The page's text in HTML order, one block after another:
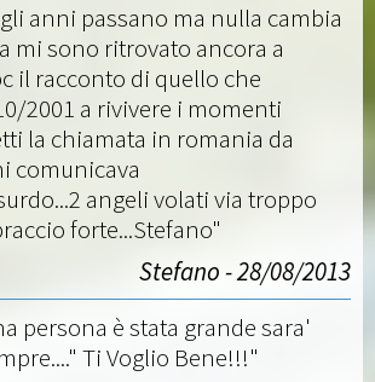
anni passano ma nulla cambia
mi sono ritrovato ancora a
il racconto di quello che
2001 a rivivere i momenti
la chiamata in romania da
comunicava
angeli volati via troppo
forte...Stefano"
Stefano - 28/08/2013
persona è stata grande sara'
Ti Voglio Bene!!!"